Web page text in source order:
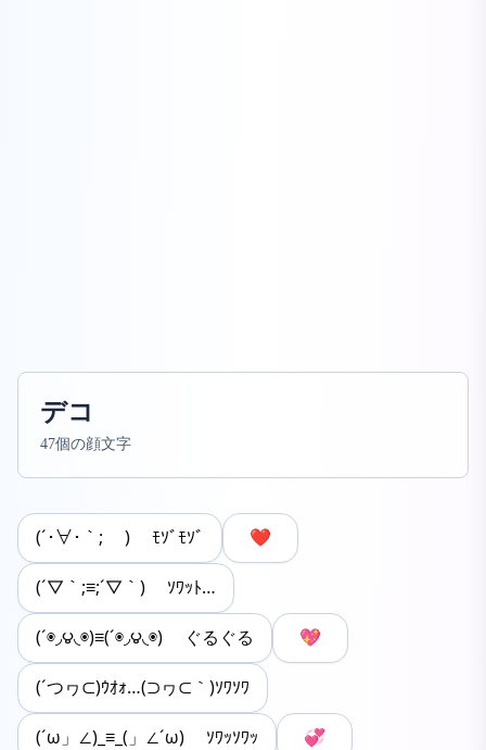
デコ
47個の顔文字
(´･∀･｀; ) ﾓｿﾞﾓｿﾞ ❤️
(´▽｀;≡;´▽｀) ｿﾜｯﾄ…
(´◉◞౪◟◉)≡(´◉◞౪◟◉) ぐるぐる 💖
(´つヮ⊂)ｳｵｫ…(⊃ヮ⊂｀)ｿﾜｿﾜ
(´ω」∠)_≡_(」∠´ω) ｿﾜｯｿﾜｯ 💞